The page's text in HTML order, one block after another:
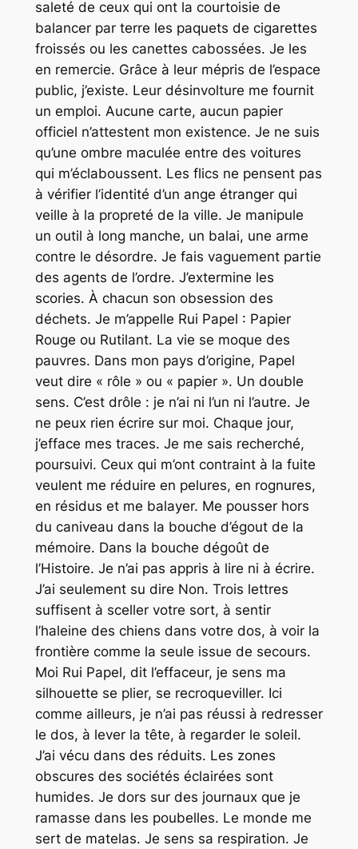
saleté de ceux qui ont la courtoisie de
balancer par terre les paquets de cigarettes
froissés ou les canettes cabossées. Je les
en remercie. Grâce à leur mépris de l’espace
public, j’existe. Leur désinvolture me fournit
un emploi. Aucune carte, aucun papier
officiel n’attestent mon existence. Je ne suis
qu’une ombre maculée entre des voitures
qui m’éclaboussent. Les flics ne pensent pas
à vérifier l’identité d’un ange étranger qui
veille à la propreté de la ville. Je manipule
un outil à long manche, un balai, une arme
contre le désordre. Je fais vaguement partie
des agents de l’ordre. J’extermine les
scories. À chacun son obsession des
déchets. Je m’appelle Rui Papel : Papier
Rouge ou Rutilant. La vie se moque des
pauvres. Dans mon pays d’origine, Papel
veut dire « rôle » ou « papier ». Un double
sens. C’est drôle : je n’ai ni l’un ni l’autre. Je
ne peux rien écrire sur moi. Chaque jour,
j’efface mes traces. Je me sais recherché,
poursuivi. Ceux qui m’ont contraint à la fuite
veulent me réduire en pelures, en rognures,
en résidus et me balayer. Me pousser hors
du caniveau dans la bouche d’égout de la
mémoire. Dans la bouche dégoût de
l’Histoire. Je n’ai pas appris à lire ni à écrire.
J’ai seulement su dire Non. Trois lettres
suffisent à sceller votre sort, à sentir
l’haleine des chiens dans votre dos, à voir la
frontière comme la seule issue de secours.
Moi Rui Papel, dit l’effaceur, je sens ma
silhouette se plier, se recroqueviller. Ici
comme ailleurs, je n’ai pas réussi à redresser
le dos, à lever la tête, à regarder le soleil.
J’ai vécu dans des réduits. Les zones
obscures des sociétés éclairées sont
humides. Je dors sur des journaux que je
ramasse dans les poubelles. Le monde me
sert de matelas. Je sens sa respiration. Je